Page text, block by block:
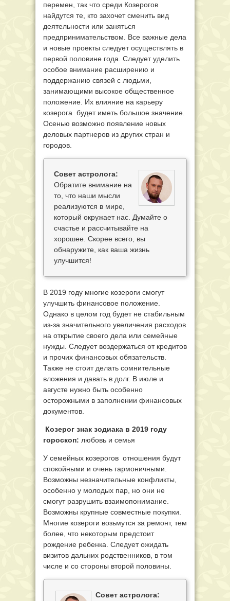
перемен, так что среди Козерогов
найдутся те, кто захочет сменить вид
деятельности или заняться
предпринимательством. Все важные дела
и новые проекты следует осуществлять в
первой половине года. Следует уделить
особое внимание расширению и
поддержанию связей с людьми,
занимающими высокое общественное
положение. Их влияние на карьеру
козерога будет иметь большое значение.
Осенью возможно появление новых
деловых партнеров из других стран и
городов.
Совет астролога:
Обратите внимание на
то, что наши мысли
реализуются в мире,
который окружает нас. Думайте о
счастье и рассчитывайте на
хорошее. Скорее всего, вы
обнаружите, как ваша жизнь
улучшится!
В 2019 году многие козероги смогут
улучшить финансовое положение.
Однако в целом год будет не стабильным
из-за значительного увеличения расходов
на открытие своего дела или семейные
нужды. Следует воздержаться от кредитов
и прочих финансовых обязательств.
Также не стоит делать сомнительные
вложения и давать в долг. В июле и
августе нужно быть особенно
осторожными в заполнении финансовых
документов.
Козерог знак зодиака в 2019 году
гороскоп: любовь и семья
У семейных козерогов отношения будут
спокойными и очень гармоничными.
Возможны незначительные конфликты,
особенно у молодых пар, но они не
смогут разрушить взаимопонимание.
Возможны крупные совместные покупки.
Многие козероги возьмутся за ремонт, тем
более, что некоторым предстоит
рождение ребенка. Следует ожидать
визитов дальних родственников, в том
числе и со стороны второй половины.
Совет астролога: